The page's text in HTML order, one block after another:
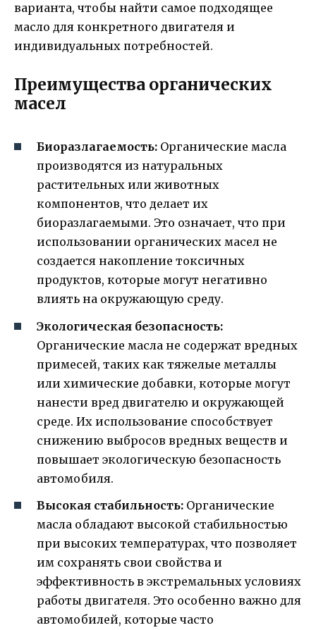
варианта, чтобы найти самое подходящее
масло для конкретного двигателя и
индивидуальных потребностей.
Преимущества органических
масел
Биоразлагаемость: Органические масла
производятся из натуральных
растительных или животных
компонентов, что делает их
биоразлагаемыми. Это означает, что при
использовании органических масел не
создается накопление токсичных
продуктов, которые могут негативно
влиять на окружающую среду.
Экологическая безопасность:
Органические масла не содержат вредных
примесей, таких как тяжелые металлы
или химические добавки, которые могут
нанести вред двигателю и окружающей
среде. Их использование способствует
снижению выбросов вредных веществ и
повышает экологическую безопасность
автомобиля.
Высокая стабильность: Органические
масла обладают высокой стабильностью
при высоких температурах, что позволяет
им сохранять свои свойства и
эффективность в экстремальных условиях
работы двигателя. Это особенно важно для
автомобилей, которые часто